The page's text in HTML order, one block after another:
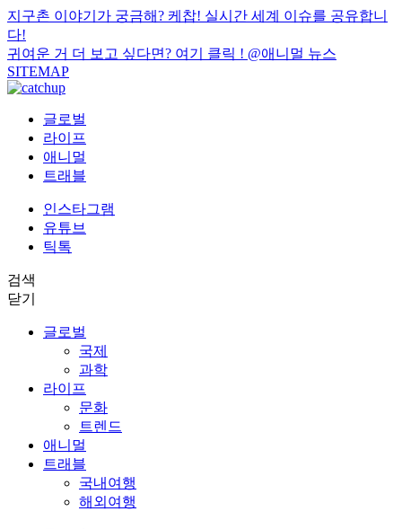
지구촌 이야기가 궁금해? 케찹! 실시간 세계 이슈를 공유합니
다!
귀여운 거 더 보고 싶다면? 여기 클릭 ! @애니멀 뉴스
SITEMAP
글로벌
라이프
애니멀
트래블
인스타그램
유튜브
틱톡
검색
닫기
글로벌
국제
과학
라이프
문화
트렌드
애니멀
트래블
국내여행
해외여행